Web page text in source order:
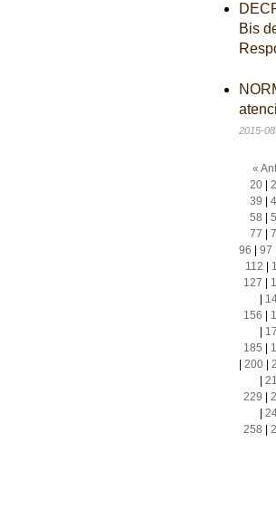
Bis
2015-
«
20|
39
58
77
96
97
112
127
156
185
200|
229
258